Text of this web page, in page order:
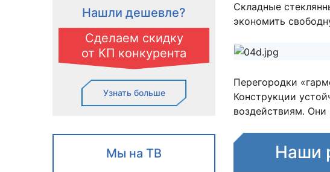
Нашли дешевле?
Сделаем скидку
от КП конкурента
Узнать больше
Мы на ТВ
Складные
экономить
Перегородки
Конструкции
воздействиям. Они
Наши